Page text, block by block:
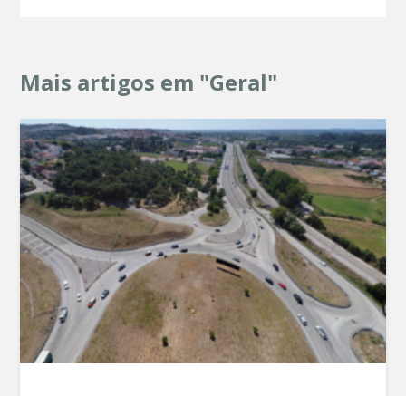
Mais artigos em "Geral"